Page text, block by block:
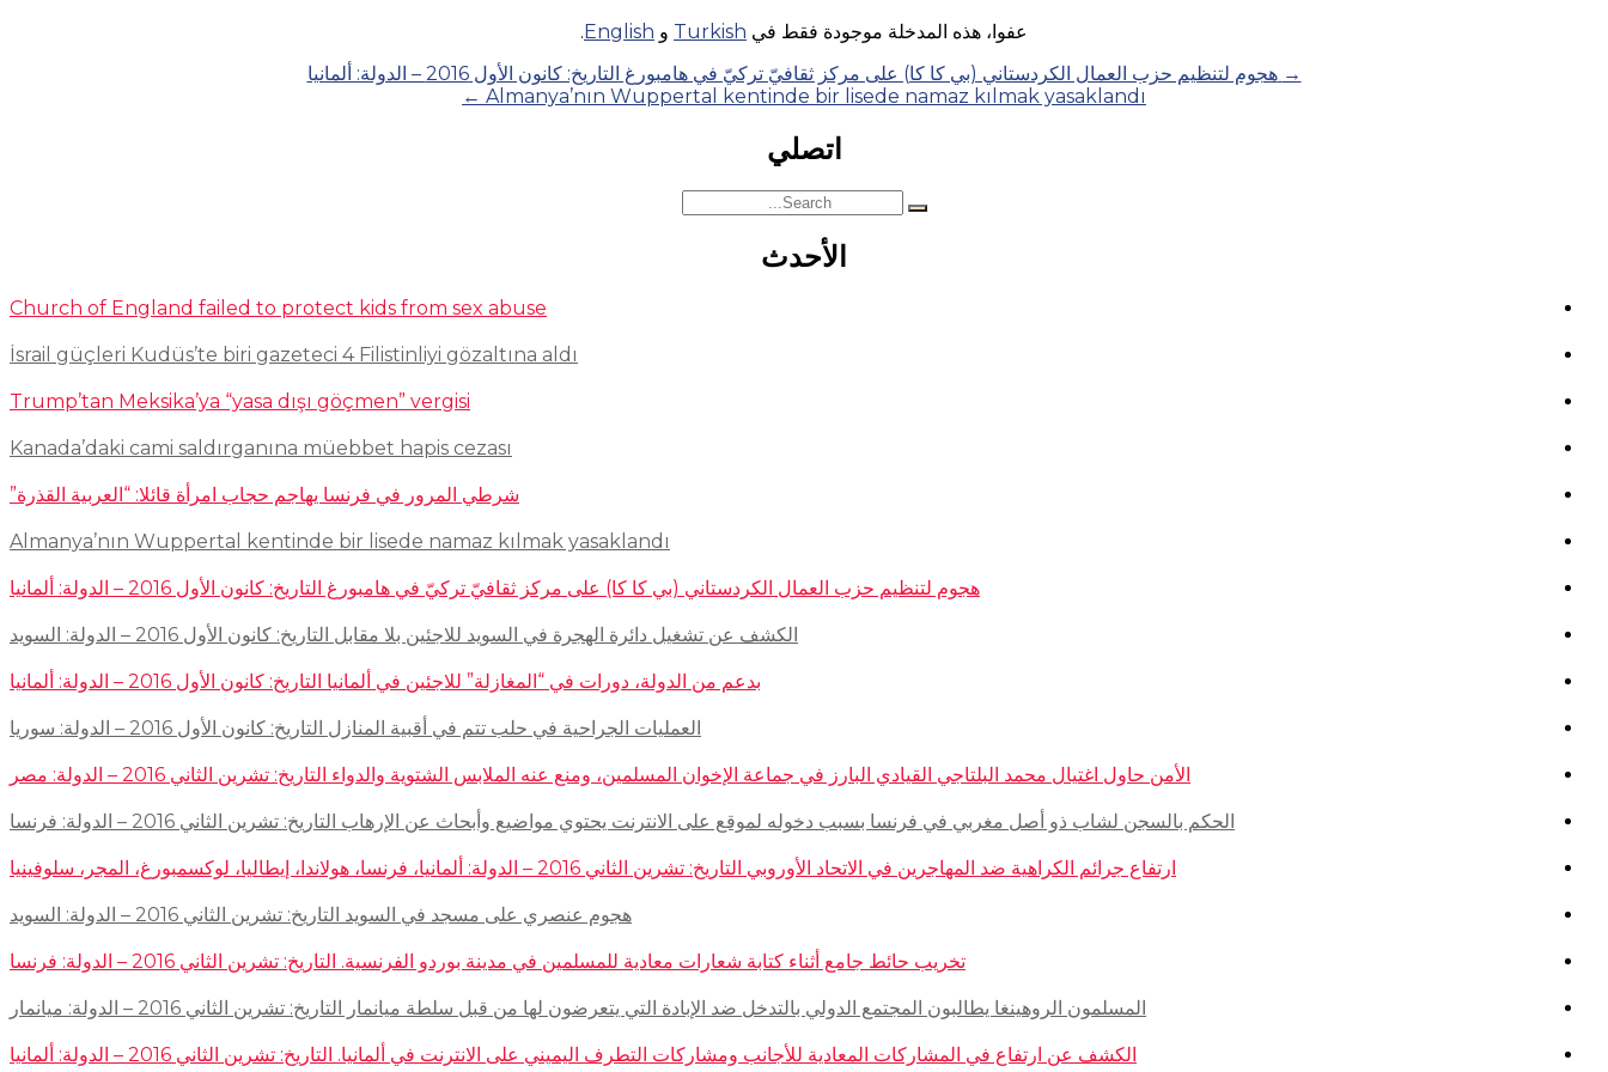
عفوا، هذه المدخلة موجودة فقط في Turkish و English
.
→ هجوم لتنظيم حزب العمال الكردستاني (بي كا كا) على مركز ثقافيّ تركيّ في هامبورغ التاريخ: كانون الأول 2016 – الدولة: ألمانيا
Almanya’nın Wuppertal kentinde bir lisede namaz kılmak yasaklandı
←
اتصلي
Search
for:
الأحدث
Church of England failed to protect kids from sex abuse
İsrail güçleri Kudüs’te biri gazeteci 4 Filistinliyi gözaltına aldı
Trump’tan Meksika’ya “yasa dışı göçmen” vergisi
Kanada’daki cami saldırganına müebbet hapis cezası
شرطي المرور في فرنسا يهاجم حجاب امرأة قائلا: “العربية القذرة”
Almanya’nın Wuppertal kentinde bir lisede namaz kılmak yasaklandı
هجوم لتنظيم حزب العمال الكردستاني (بي كا كا) على مركز ثقافيّ تركيّ في هامبورغ التاريخ: كانون الأول 2016 – الدولة: ألمانيا
الكشف عن تشغيل دائرة الهجرة في السويد للاجئين بلا مقابل التاريخ: كانون الأول 2016 – الدولة: السويد
بدعم من الدولة، دورات في “المغازلة” للاجئين في ألمانيا التاريخ: كانون الأول 2016 – الدولة: ألمانيا
العمليات الجراحية في حلب تتم في أقبية المنازل التاريخ: كانون الأول 2016 – الدولة: سوريا
الأمن حاول اغتيال محمد البلتاجي القيادي البارز في جماعة الإخوان المسلمين، ومنع عنه الملابس الشتوية والدواء التاريخ: تشرين الثاني 2016 – الدولة: مصر
الحكم بالسجن لشاب ذو أصل مغربي في فرنسا بسبب دخوله لموقع على الانترنت يحتوي مواضيع وأبحاث عن الإرهاب التاريخ: تشرين الثاني 2016 – الدولة: فرنسا
ارتفاع جرائم الكراهية ضد المهاجرين في الاتحاد الأوروبي التاريخ: تشرين الثاني 2016 – الدولة: ألمانيا، فرنسا، هولاندا، إيطاليا، لوكسمبورغ، المجر، سلوفينيا
هجوم عنصري على مسجد في السويد التاريخ: تشرين الثاني 2016 – الدولة: السويد
تخريب حائط جامع أثناء كتابة شعارات معادية للمسلمين في مدينة بوردو الفرنسية. التاريخ: تشرين الثاني 2016 – الدولة: فرنسا
المسلمون الروهينغا يطالبون المجتمع الدولي بالتدخل ضد الإبادة التي يتعرضون لها من قبل سلطة ميانمار التاريخ: تشرين الثاني 2016 – الدولة: ميانمار
الكشف عن ارتفاع في المشاركات المعادية للأجانب ومشاركات التطرف اليميني على الانترنت في ألمانيا. التاريخ: تشرين الثاني 2016 – الدولة: ألمانيا